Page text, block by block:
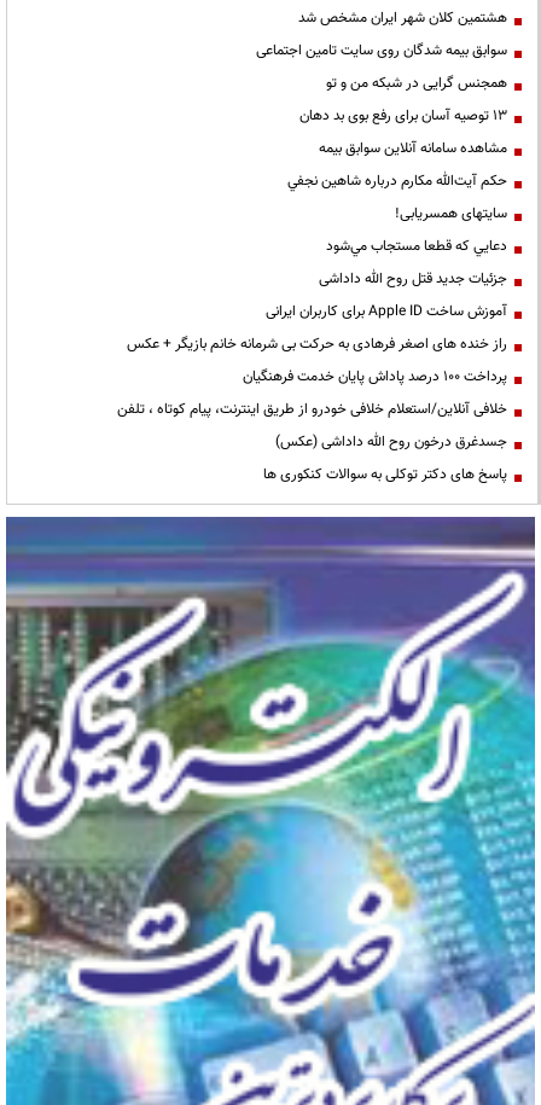
هشتمین کلان شهر ایران مشخص شد
سوابق بیمه شدگان روی سایت تامین اجتماعی
همجنس گرایی در شبکه من و تو
13 توصیه آسان برای رفع بوی بد دهان
مشاهده سامانه آنلاين سوابق بیمه
حكم آيت‌الله مكارم درباره شاهين نجفي
سایتهای همسریابی!
دعايي كه قطعا مستجاب مي‌شود
جزئیات جدید قتل روح الله داداشی
آموزش ساخت Apple ID برای کاربران ایرانی
راز خنده های اصغر فرهادی به حرکت بی شرمانه خانم بازیگر + عکس
پرداخت ۱۰۰ درصد پاداش پایان خدمت فرهنگیان
خلافی آنلاین/استعلام خلافی خودرو از طریق اینترنت، پیام کوتاه ، تلفن
جسدغرق درخون روح الله داداشی (عکس)
پاسخ های دکتر توکلی به سوالات کنکوری ها